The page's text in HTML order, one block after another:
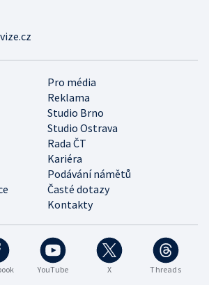
YouTube X Threads
Pro média
Reklama
Studio Brno
Studio Ostrava
Rada ČT
Kariéra
Podávání námětů
Časté dotazy
Kontakty